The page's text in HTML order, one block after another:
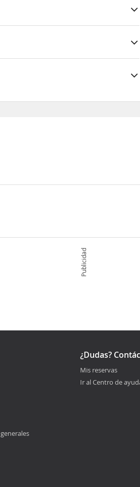
Publicidad
¿Dudas?
Mis reservas
Ir al Centro de